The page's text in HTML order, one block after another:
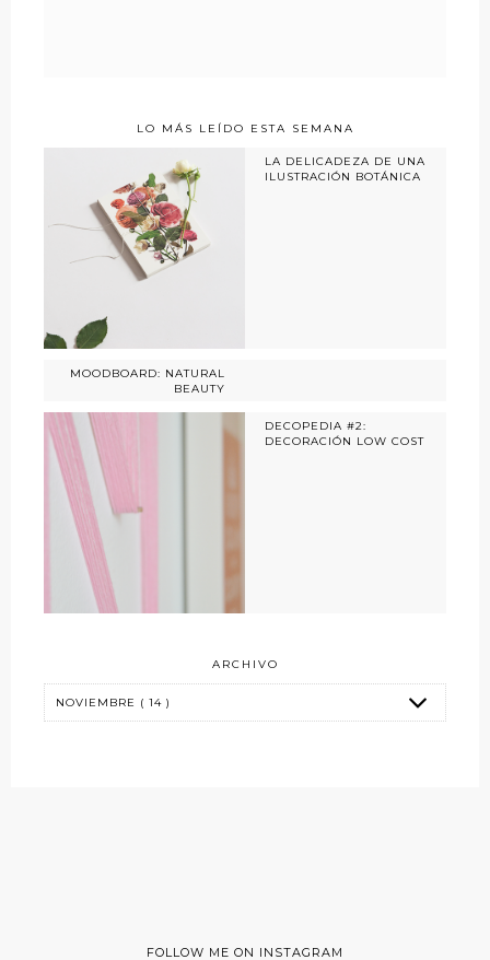
LO MÁS LEÍDO ESTA SEMANA
LA DELICADEZA DE UNA
ILUSTRACIÓN BOTÁNICA
MOODBOARD: NATURAL
BEAUTY
DECOPEDIA #2:
DECORACIÓN LOW COST
ARCHIVO
FOLLOW ME ON INSTAGRAM